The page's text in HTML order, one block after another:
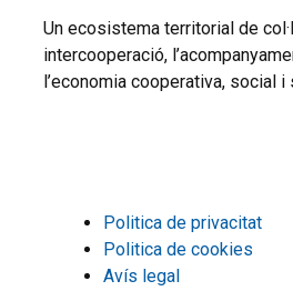
Un ecosistema territorial de
intercooperació,
l’economia cooperativa, social
Politica de privacitat
Politica de cookies
Avís legal